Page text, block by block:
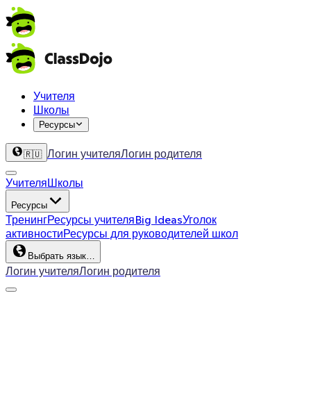
Учителя
Школы
Ресурсы
🇷🇺 Логин учителяЛогин родителя
УчителяШколы
Ресурсы
ТренингРесурсы учителяBig IdeasУголок
активностиРесурсы для руководителей школ
Выбрать язык…
Логин учителяЛогин родителя